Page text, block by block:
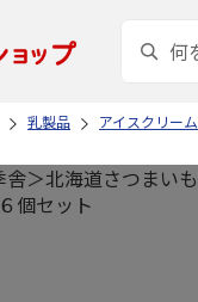
乳製品 アイスクリーム